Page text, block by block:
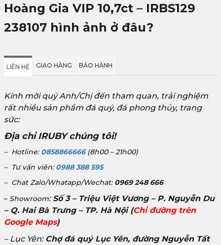
Hoàng Gia VIP 10,7ct – IRBS129
238107 hình ảnh ở đâu?
LIÊN HỆ GIAO HÀNG BẢO HÀNH
Kính mời quý Anh/Chị đến tham quan, trải nghiệm
rất nhiều sản phẩm đá quý, đá phong thủy, trang
sức:
Địa chỉ IRUBY chúng tôi!
– Hotline: 0858866666(8h00 – 21h00)
– Tư vấn viên: 0988 388 595
– Chat Zalo/Whatapp/Wechat: 0969 248 666
– Showroom: Số 3 – Triệu Việt Vương – P. Nguyễn Du
– Q. Hai Bà Trưng – TP. Hà Nội(Chỉ đường trên
Google Maps)
– Lục Yên: Chợ đá quý Lục Yên, đường Nguyễn Tất